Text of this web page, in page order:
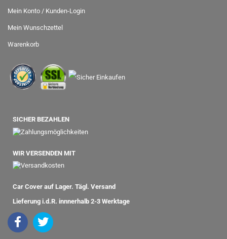
Mein Konto / Kunden-Login
Mein Wunschzettel
Warenkorb
SICHER BEZAHLEN
WIR VERSENDEN MIT
Car Cover auf Lager. Tägl. Versand
Lieferung i.d.R. innnerhalb 2-3 Werktage